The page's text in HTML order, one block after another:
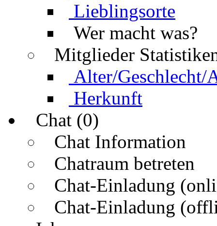
Lieblingsorte
Wer macht was?
Mitglieder
Alter/Geschlecht/
Herkunft
Chat (0)
Chat Information
Chatraum betreten
Chat-Einladung
Chat-Einladung